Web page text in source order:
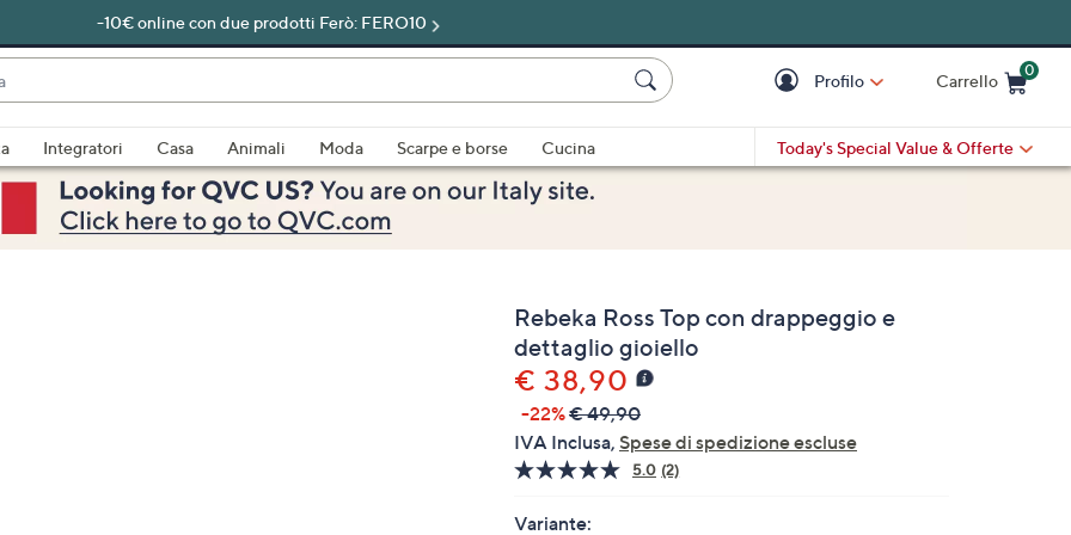
-10€ online con due prodotti Ferò: FERO10
Profilo Carrello
0
Integratori Casa Animali Moda Scarpe e borse
Cucina
Today's Special Value & Offerte
Rebeka Ross Top con drappeggio e
dettaglio gioiello
€ 38,90
-22%€ 49,90
IVA Inclusa, Spese di spedizione escluse
5.0 Leggi
(2)
Variante: